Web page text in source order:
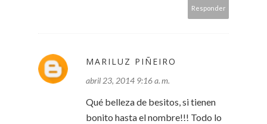
Responder
MARILUZ PIÑEIRO
abril 23, 2014 9:16 a. m.
Qué belleza de besitos, si tienen
bonito hasta el nombre!!! Todo lo